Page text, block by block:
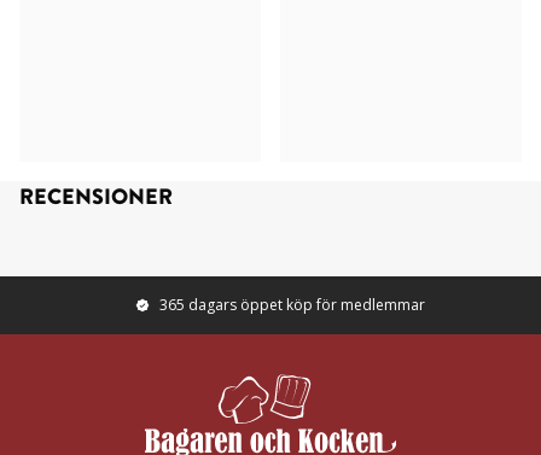
RECENSIONER
365 dagars öppet köp för medlemmar